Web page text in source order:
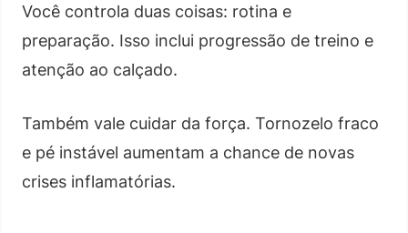
Você controla duas coisas: rotina e
preparação. Isso inclui progressão de treino e
atenção ao calçado.
Também vale cuidar da força. Tornozelo fraco
e pé instável aumentam a chance de novas
crises inflamatórias.